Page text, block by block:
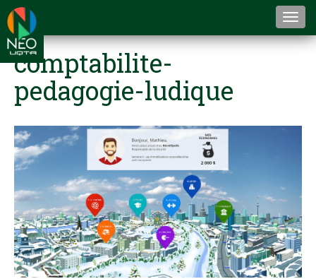
comptabilite-
pedagogie-ludique